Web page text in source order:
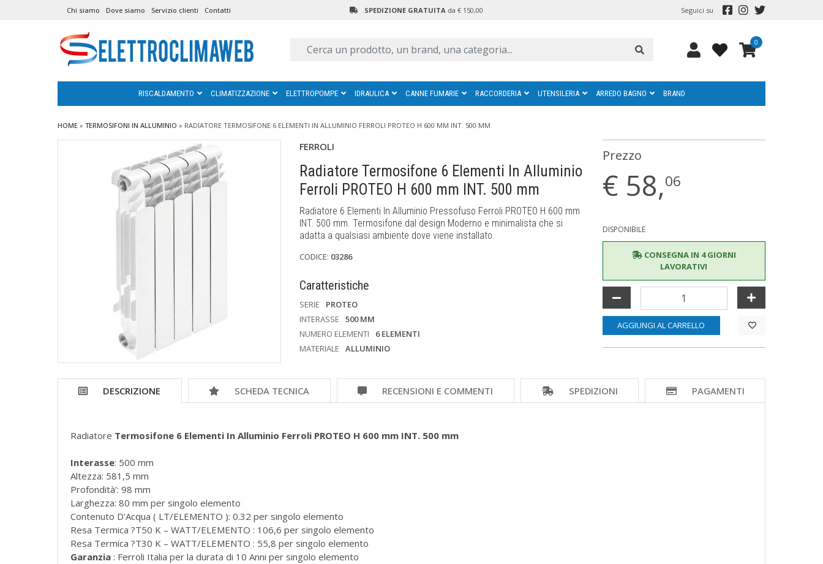
Chi siamo Dove siamo Servizio clienti Contatti SPEDIZIONE GRATUITA da € 150,00 Seguici su
0
RISCALDAMENTO CLIMATIZZAZIONE ELETTROPOMPE IDRAULICA CANNE FUMARIE RACCORDERIA UTENSILERIA ARREDO BAGNO BRAND
HOME» TERMOSIFONI IN ALLUMINIO » RADIATORE TERMOSIFONE 6 ELEMENTI IN ALLUMINIO FERROLI PROTEO H 600 MM INT. 500 MM
FERROLI
Radiatore Termosifone 6 Elementi In Alluminio
Ferroli PROTEO H 600 mm INT. 500 mm
Radiatore 6 Elementi In Alluminio Pressofuso Ferroli PROTEO H 600 mm
INT. 500 mm. Termosifone dal design Moderno e minimalista che si
adatta a qualsiasi ambiente dove viene installato.
CODICE: 03286
Caratteristiche
SERIE
PROTEO
INTERASSE
500 MM
NUMERO ELEMENTI
6 ELEMENTI
MATERIALE
ALLUMINIO
Prezzo
€ 58,06
DISPONIBILE
CONSEGNA IN 4 GIORNI
LAVORATIVI
AGGIUNGI AL CARRELLO
DESCRIZIONE SCHEDA TECNICA RECENSIONI E COMMENTI SPEDIZIONI PAGAMENTI
Radiatore Termosifone 6 Elementi In Alluminio Ferroli PROTEO H 600 mm INT. 500 mm
Interasse: 500 mm
Altezza: 581,5 mm
Profondità’: 98 mm
Larghezza: 80 mm per singolo elemento
Contenuto D'Acqua ( LT/ELEMENTO ): 0.32 per singolo elemento
Resa Termica ?T50 K – WATT/ELEMENTO : 106,6 per singolo elemento
Resa Termica ?T30 K – WATT/ELEMENTO : 55,8 per singolo elemento
Garanzia: Ferroli Italia per la durata di 10 Anni per singolo elemento